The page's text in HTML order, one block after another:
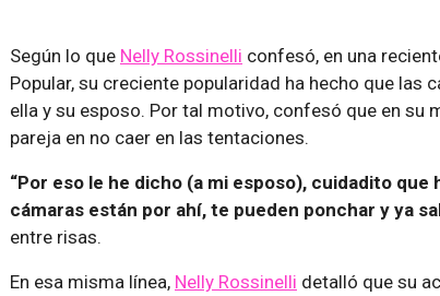
Según lo que Nelly Rossinelli confesó, en una
Popular, su creciente popularidad ha hecho que las
ella y su esposo. Por tal motivo, confesó que en su
pareja en no caer en las tentaciones.
“Por eso le he dicho (a mi esposo), cuidadito que
cámaras están por ahí, te pueden ponchar y ya
entre risas.
En esa misma línea, Nelly Rossinelli detalló que su